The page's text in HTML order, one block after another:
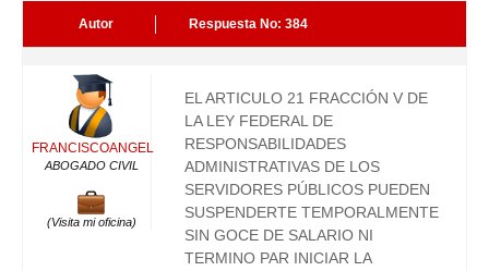
Autor Respuesta No: 384
FRANCISCOANGEL
ABOGADO CIVIL
(Visita mi oficina)
EL ARTICULO 21 FRACCIÓN V DE
LA LEY FEDERAL DE
RESPONSABILIDADES
ADMINISTRATIVAS DE LOS
SERVIDORES PÚBLICOS PUEDEN
SUSPENDERTE TEMPORALMENTE
SIN GOCE DE SALARIO NI
TERMINO PAR INICIAR LA